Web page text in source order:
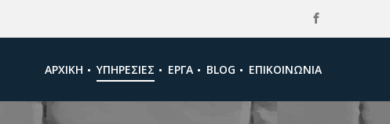
ΑΡΧΙΚΉ ΥΠΗΡΕΣΊΕΣ ΈΡΓΑ BLOG ΕΠΙΚΟΙΝΩΝΊΑ